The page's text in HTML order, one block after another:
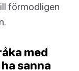
förmodligen
med
sanna